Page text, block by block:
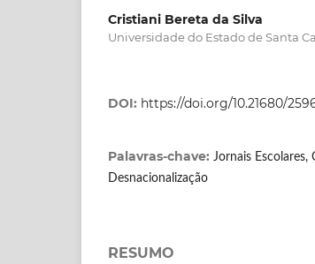
Cristiani Bereta da Silva
Universidade do Estado de Santa
DOI: https://doi.org/10.21680/
Palavras-chave: Jornais Escolares,
Desnacionalização
RESUMO